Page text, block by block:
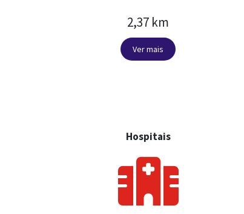
2,37 km
Ver mais
Hospitais